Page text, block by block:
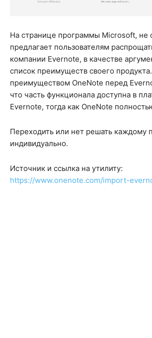
На странице программы Microsoft, не
предлагает пользователям
компании Evernote, в качестве
список преимуществ своего
преимуществом OneNote перед
что часть функционала доступна в
Evernote, тогда как OneNote
Переходить или нет решать каждому
индивидуально.
Источник и ссылка на утилиту:
https://www.onenote.com/import-